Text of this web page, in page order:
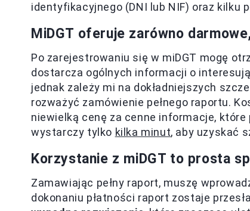
identyfikacyjnego (DNI lub NIF) oraz kilku
MiDGT oferuje zarówno
Po zarejestrowaniu się w miDGT mogę
dostarcza ogólnych informacji o
jednak zależy mi na dokładniejszych
rozważyć zamówienie pełnego raportu.
niewielką cenę za cenne informacje,
wystarczy tylko kilka minut, aby uzyskać
Korzystanie z miDGT to prosta
Zamawiając pełny raport, muszę
dokonaniu płatności raport zostaje